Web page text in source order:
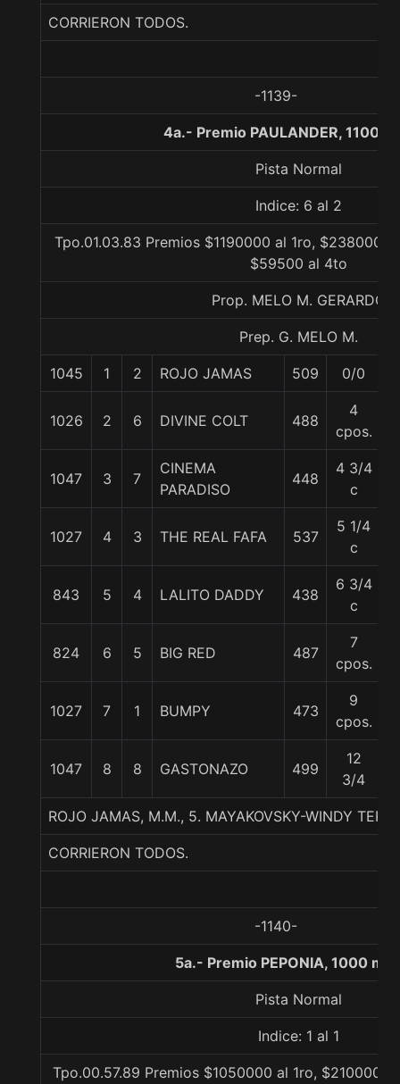
CORRIERON TODOS.
-1139-
4a.- Premio PAULANDER, 1100
Pista Normal
Indice: 6 al 2
Tpo.01.03.83 Premios $1190000 al 1ro, $238000
$59500 al 4to
Prop. MELO M. GERARDO
Prep. G. MELO M.
1045 1 2 ROJO JAMAS 509 0/0
1026 2 6 DIVINE COLT 488
4
cpos.
1047 3 7
CINEMA
PARADISO
448
4 3/4
c
1027 4 3 THE REAL FAFA 537
5 1/4
c
843 5 4 LALITO DADDY 438
6 3/4
c
824 6 5 BIG RED 487
7
cpos.
1027 7 1 BUMPY 473
9
cpos.
1047 8 8 GASTONAZO 499
12
3/4
ROJO JAMAS, M.M., 5. MAYAKOVSKY-WINDY
CORRIERON TODOS.
-1140-
5a.- Premio PEPONIA, 1000
Pista Normal
Indice: 1 al 1
Tpo.00.57.89 Premios $1050000 al 1ro, $210000